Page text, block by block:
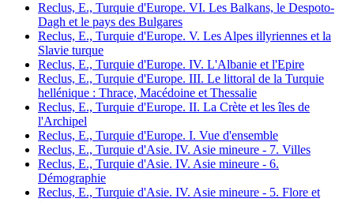
Reclus, E., Turquie d'Europe. VI. Les Balkans, le Despoto-
Dagh et le pays des Bulgares
Reclus, E., Turquie d'Europe. V. Les Alpes illyriennes et la
Slavie turque
Reclus, E., Turquie d'Europe. IV. L'Albanie et l'Epire
Reclus, E., Turquie d'Europe. III. Le littoral de la Turquie
hellénique : Thrace, Macédoine et Thessalie
Reclus, E., Turquie d'Europe. II. La Crète et les îles de
l'Archipel
Reclus, E., Turquie d'Europe. I. Vue d'ensemble
Reclus, E., Turquie d'Asie. IV. Asie mineure - 7. Villes
Reclus, E., Turquie d'Asie. IV. Asie mineure - 6.
Démographie
Reclus, E., Turquie d'Asie. IV. Asie mineure - 5. Flore et